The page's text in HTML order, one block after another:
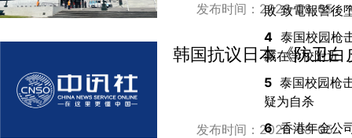
发布时间：2026-08-05
韩国抗议日本《防卫
发布时间：2026-08-05
敗 致電報警後
4 泰国校园枪
藏在学校附近
5 泰国校园枪
疑为自杀
6 香港年金公